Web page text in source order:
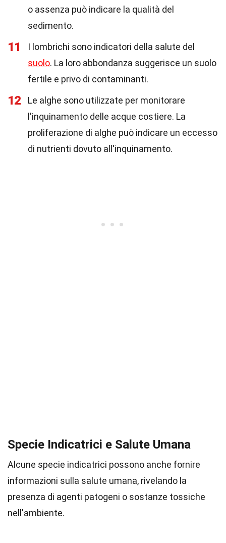
o assenza può indicare la qualità del
sedimento.
11
I lombrichi sono indicatori della salute del
suolo. La loro abbondanza suggerisce un suolo
fertile e privo di contaminanti.
12
Le alghe sono utilizzate per monitorare
l'inquinamento delle acque costiere. La
proliferazione di alghe può indicare un eccesso
di nutrienti dovuto all'inquinamento.
Specie Indicatrici e Salute Umana
Alcune specie indicatrici possono anche fornire
informazioni sulla salute umana, rivelando la
presenza di agenti patogeni o sostanze tossiche
nell'ambiente.